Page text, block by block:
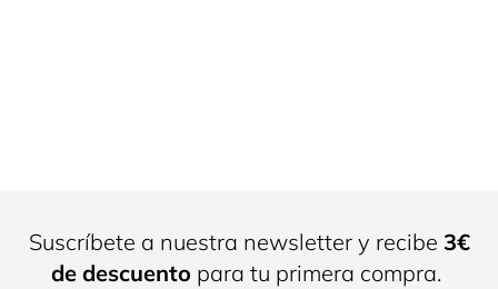
Suscríbete a nuestra newsletter y recibe 3€
de descuento para tu primera compra.